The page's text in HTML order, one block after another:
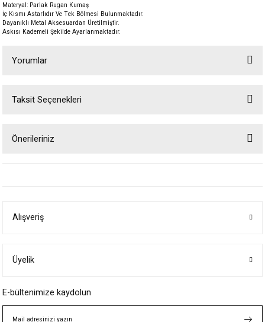
Materyal: Parlak Rugan Kumaş
İç Kısmı Astarlıdır Ve Tek Bölmesi Bulunmaktadır.
Dayanıklı Metal Aksesuardan Üretilmiştir.
Askısı Kademeli Şekilde Ayarlanmaktadır.
Yorumlar
Taksit Seçenekleri
Önerileriniz
Ürün bilgilerinde hatalar bulunuyor.
Bu ürüne benzer farklı alternatifler olmalı.
Alışveriş
Üyelik
E-bültenimize kaydolun